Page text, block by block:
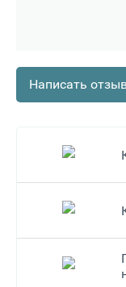
Написать